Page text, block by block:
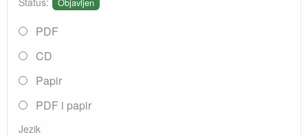
PDF
CD
Papir
PDF i papir
Jezik